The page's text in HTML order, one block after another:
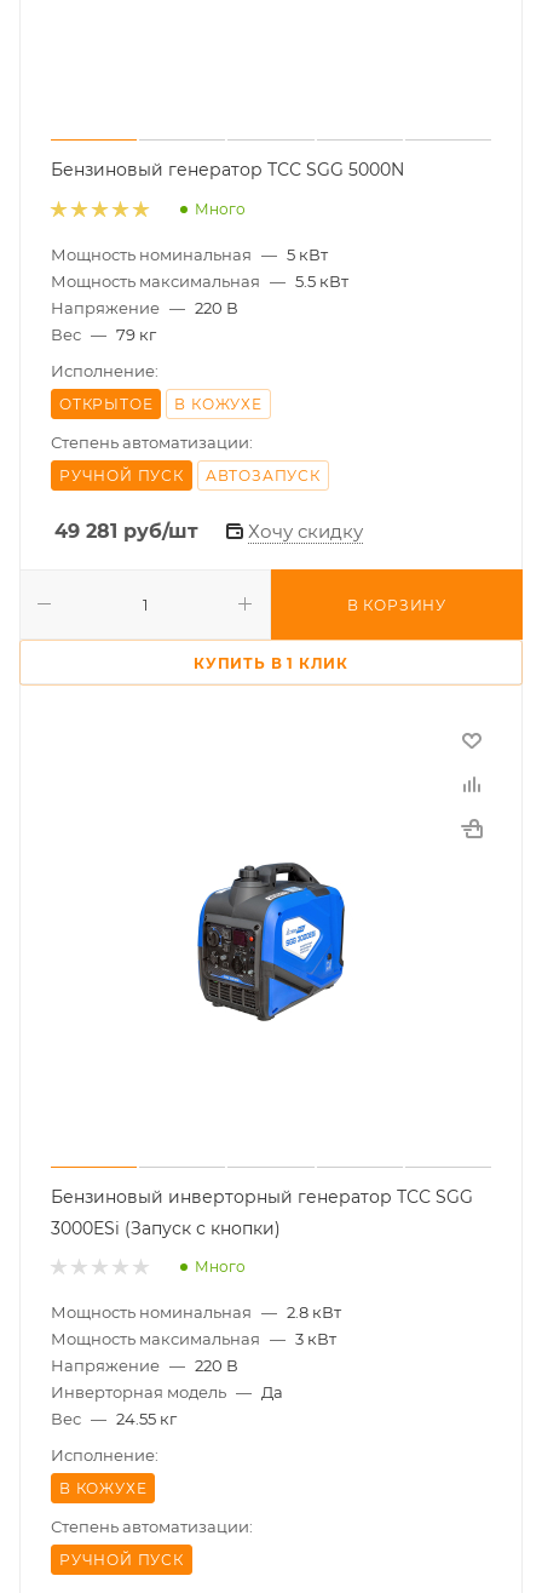
Бензиновый генератор ТСС SGG 5000N
Много
Мощность номинальная — 5 кВт
Мощность максимальная — 5.5 кВт
Напряжение — 220 В
Вес — 79 кг
Исполнение:
ОТКРЫТОЕ В КОЖУХЕ
Степень автоматизации:
РУЧНОЙ ПУСК АВТОЗАПУСК
49 281 руб/шт Хочу скидку
В КОРЗИНУ
КУПИТЬ В 1 КЛИК
Бензиновый инверторный генератор ТСС SGG
3000ESi (Запуск с кнопки)
Много
Мощность номинальная — 2.8 кВт
Мощность максимальная — 3 кВт
Напряжение — 220 В
Инверторная модель — Да
Вес — 24.55 кг
Исполнение:
В КОЖУХЕ
Степень автоматизации:
РУЧНОЙ ПУСК